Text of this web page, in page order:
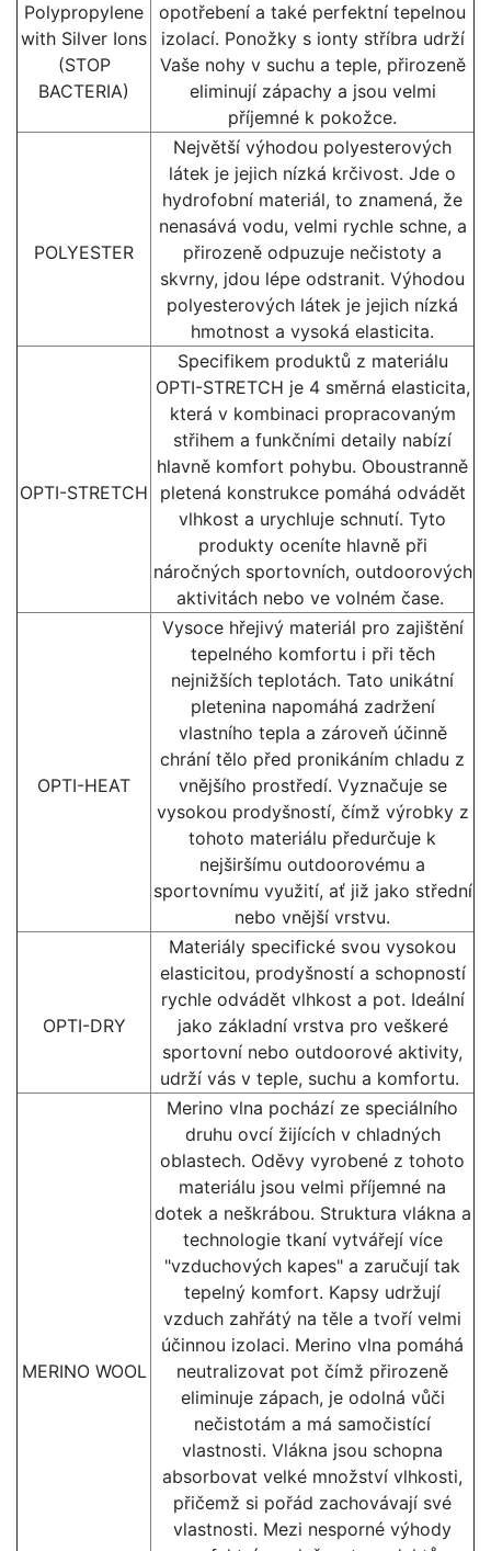
Polypropylene
with Silver Ions
(STOP
BACTERIA)
opotřebení a také perfektní tepelnou
izolací. Ponožky s ionty stříbra udrží
Vaše nohy v suchu a teple, přirozeně
eliminují zápachy a jsou velmi
příjemné k pokožce.
POLYESTER
Největší výhodou polyesterových
látek je jejich nízká krčivost. Jde o
hydrofobní materiál, to znamená, že
nenasává vodu, velmi rychle schne, a
přirozeně odpuzuje nečistoty a
skvrny, jdou lépe odstranit. Výhodou
polyesterových látek je jejich nízká
hmotnost a vysoká elasticita.
OPTI-STRETCH
Specifikem produktů z materiálu
OPTI-STRETCH je 4 směrná elasticita,
která v kombinaci propracovaným
střihem a funkčními detaily nabízí
hlavně komfort pohybu. Oboustranně
pletená konstrukce pomáhá odvádět
vlhkost a urychluje schnutí. Tyto
produkty oceníte hlavně při
náročných sportovních, outdoorových
aktivitách nebo ve volném čase.
OPTI-HEAT
Vysoce hřejivý materiál pro zajištění
tepelného komfortu i při těch
nejnižších teplotách. Tato unikátní
pletenina napomáhá zadržení
vlastního tepla a zároveň účinně
chrání tělo před pronikáním chladu z
vnějšího prostředí. Vyznačuje se
vysokou prodyšností, čímž výrobky z
tohoto materiálu předurčuje k
nejširšímu outdoorovému a
sportovnímu využití, ať již jako střední
nebo vnější vrstvu.
OPTI-DRY
Materiály specifické svou vysokou
elasticitou, prodyšností a schopností
rychle odvádět vlhkost a pot. Ideální
jako základní vrstva pro veškeré
sportovní nebo outdoorové aktivity,
udrží vás v teple, suchu a komfortu.
MERINO WOOL
Merino vlna pochází ze speciálního
druhu ovcí žijících v chladných
oblastech. Oděvy vyrobené z tohoto
materiálu jsou velmi příjemné na
dotek a neškrábou. Struktura vlákna a
technologie tkaní vytvářejí více
"vzduchových kapes" a zaručují tak
tepelný komfort. Kapsy udržují
vzduch zahřátý na těle a tvoří velmi
účinnou izolaci. Merino vlna pomáhá
neutralizovat pot čímž přirozeně
eliminuje zápach, je odolná vůči
nečistotám a má samočistící
vlastnosti. Vlákna jsou schopna
absorbovat velké množství vlhkosti,
přičemž si pořád zachovávají své
vlastnosti. Mezi nesporné výhody